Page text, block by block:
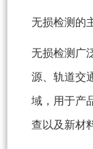
无损检测的
无损检测广
源、轨道交
域，用于产
查以及新材